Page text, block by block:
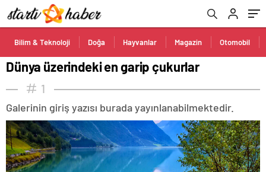
Bilim & Teknoloji Doğa Hayvanlar Magazin Otomobil
Dünya üzerindeki en garip çukurlar
1
Galerinin giriş yazısı burada yayınlanabilmektedir.